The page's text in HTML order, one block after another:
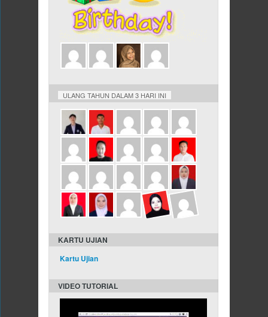
ULANG TAHUN DALAM 3 HARI INI
KARTU UJIAN
Kartu Ujian
VIDEO TUTORIAL